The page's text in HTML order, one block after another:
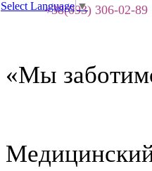
+38(093) 306-02-89
«Мы
Select Language▼